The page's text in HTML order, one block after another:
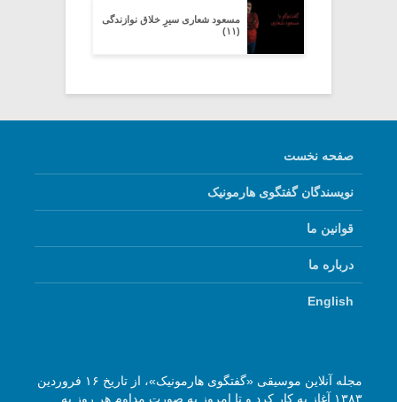
مسعود شعاری سیرِِ خلاق نوازندگی
(۱۱)
صفحه نخست
نویسندگان گفتگوی هارمونیک
قوانین ما
درباره ما
English
مجله آنلاین موسیقی «گفتگوی هارمونیک»، از تاریخ ۱۶ فروردین
۱۳۸۳ آغاز به کار کرد و تا امروز به صورت مداوم هر روز به